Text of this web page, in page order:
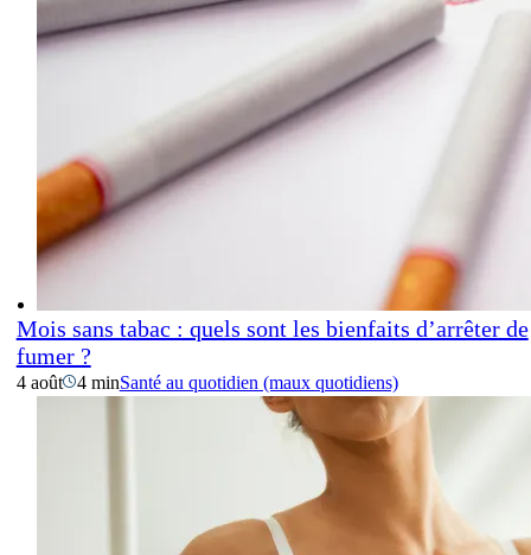
Mois sans tabac : quels sont les bienfaits d’arrêter de
fumer ?
4 août 4 minSanté au quotidien (maux quotidiens)